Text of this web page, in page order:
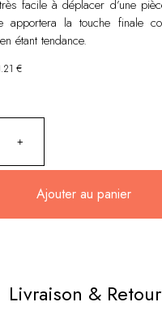
facile à déplacer d’une
apportera la touche finale
étant tendance.
€
Ajouter au panier
Livraison & Retour